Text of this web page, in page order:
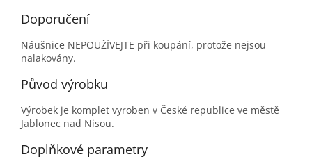
Doporučení
Náušnice NEPOUŽÍVEJTE při koupání, protože nejsou
nalakovány.
Původ výrobku
Výrobek je komplet vyroben v České republice ve městě
Jablonec nad Nisou.
Doplňkové parametry